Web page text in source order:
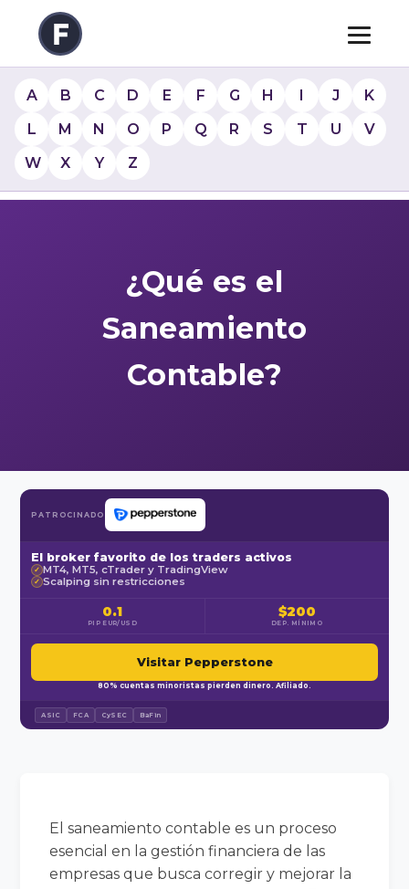
A B C D E F G H I J
K
L
M N O P Q R S T U
V
W
X Y Z
¿Qué es el
Saneamiento
Contable?
PATROCINADO
El broker favorito de los traders activos
✓ MT4, MT5, cTrader y TradingView
✓ Scalping sin restricciones
0.1
PIP EUR/USD
$200
DEP. MÍNIMO
Visitar Pepperstone
80% cuentas minoristas pierden dinero. Afiliado.
ASIC FCA CySEC BaFin
El saneamiento contable es un proceso
esencial en la gestión financiera de las
empresas que busca corregir y mejorar la